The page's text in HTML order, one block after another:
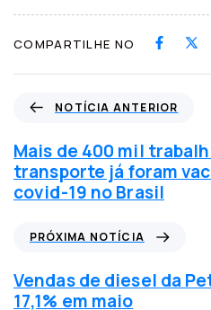
COMPARTILHE NO
t
í
c
i
t
NOTÍCIA ANTERIOR
Mais de 400 mil
transporte já foram
covid-19 no Brasil
ó
x
PRÓXIMA NOTÍCIA
Vendas de diesel da
17,1% em maio